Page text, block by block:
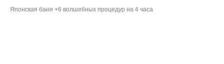
Японская баня +6 волшебных процедур на 4 часа